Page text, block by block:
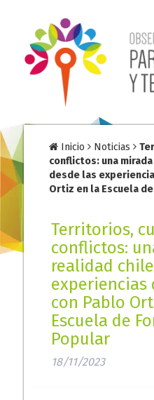
Inicio Noticias
conflictos: una
desde las
Ortiz en la Escuela
Territorios,
conflictos:
realidad
experiencias
con Pablo
Escuela de
Popular
18/11/2023